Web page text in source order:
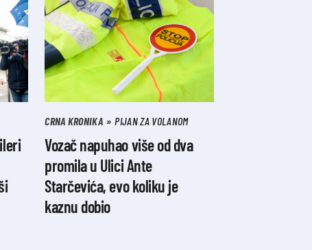
CRNA KRONIKA PIJAN ZA VOLANOM
Vozač napuhao više od dva
promila u Ulici Ante
Starčevića, evo koliku je
kaznu dobio